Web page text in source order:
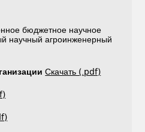
бюджетное научное
научный агроинженерный
Скачать (.pdf)